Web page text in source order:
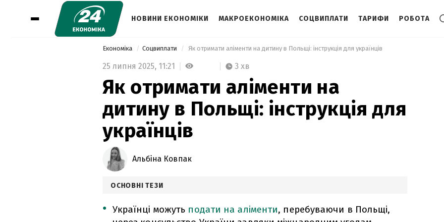
НОВИНИ ЕКОНОМІКИ МАКРОЕКОНОМІКА СОЦВИПЛАТИ ТАРИФИ РОБОТА
Економіка Соцвиплати Як отримати аліменти на дитину в Польщі: інструкція для українців
25 липня 2025, 11:21 3 хв
Як отримати аліменти на
дитину в Польщі: інструкція для
українців
Альбіна Ковпак
ОСНОВНІ ТЕЗИ
Українці можуть подати на аліменти, перебуваючи в Польщі,